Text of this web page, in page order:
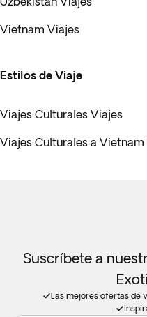
Vietnam Viajes
Estilos de Viaje
Viajes Culturales Viajes
Viajes Culturales a Vietnam
Suscríbete a
Las mejores ofertas de